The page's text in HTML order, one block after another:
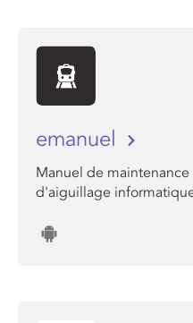
emanuel
Manuel de
d'aiguillage